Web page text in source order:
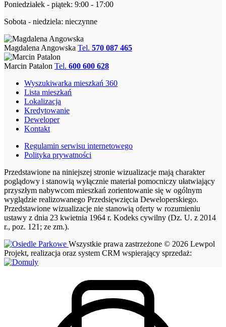
Poniedziałek - piątek: 9:00 - 17:00
Sobota - niedziela: nieczynne
Magdalena Angowska Tel. 570 087 465
Marcin Patalon Tel. 600 600 628
Wyszukiwarka mieszkań 360
Lista mieszkań
Lokalizacja
Kredytowanie
Deweloper
Kontakt
Regulamin serwisu internetowego
Polityka prywatności
Przedstawione na niniejszej stronie wizualizacje mają charakter
poglądowy i stanowią wyłącznie materiał pomocniczy ułatwiający
przyszłym nabywcom mieszkań zorientowanie się w ogólnym
wyglądzie realizowanego Przedsięwzięcia Deweloperskiego.
Przedstawione wizualizacje nie stanowią oferty w rozumieniu
ustawy z dnia 23 kwietnia 1964 r. Kodeks cywilny (Dz. U. z 2014
r., poz. 121; ze zm.).
Wszystkie prawa zastrzeżone © 2026 Lewpol
Projekt, realizacja oraz system CRM wspierający sprzedaż: